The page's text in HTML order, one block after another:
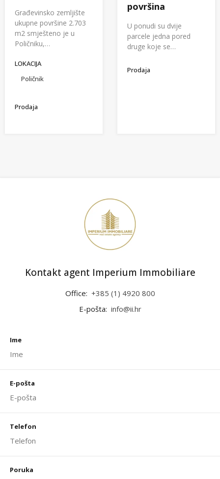
Građevinsko zemljište
ukupne površine 2.703
m2 smješteno je u
Poličniku,…
LOKACIJA
Poličnik
Prodaja
površina
U ponudi su dvije
parcele jedna pored
druge koje se…
Prodaja
Kontakt agent Imperium Immobiliare
Office: +385 (1) 4920 800
E-pošta: info@ii.hr
Ime
E-pošta
Telefon
Poruka